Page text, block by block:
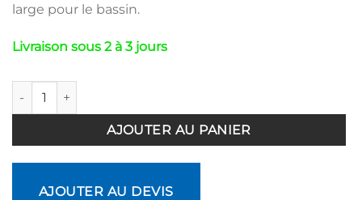
large pour le bassin.
Livraison sous 2 à 3 jours
quantité de Bloc de Pilates bassin grand format
AJOUTER AU PANIER
AJOUTER AU DEVIS